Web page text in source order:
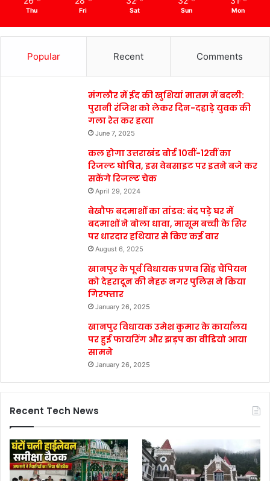
Thu Fri Sat Sun Mon
Popular Recent Comments
मंगलौर में ईद की खुशियां मातम में बदली:
पुरानी रंजिश को लेकर दिन-दहाड़े युवक की
गला रेत कर हत्या
June 7, 2025
कल होगा उत्तराखंड बोर्ड 10वीं-12वीं का
रिजल्ट घोषित, इस वेबसाइट पर इतने बजे कर
सकेंगे रिजल्ट चेक
April 29, 2024
बेखौफ बदमाशों का तांडव: बंद पड़े घर में
बदमाशों ने बोला धावा, मासूम बच्ची के सिर
पर धारदार हथियार से किए कई वार
August 6, 2025
खानपुर के पूर्व विधायक प्रणव सिंह चैंपियन
को देहरादून की नेहरू नगर पुलिस ने किया
गिरफ्तार
January 26, 2025
खानपुर विधायक उमेश कुमार के कार्यालय
पर हुई फायरिंग और झड़प का वीडियो आया
सामने
January 26, 2025
Recent Tech News